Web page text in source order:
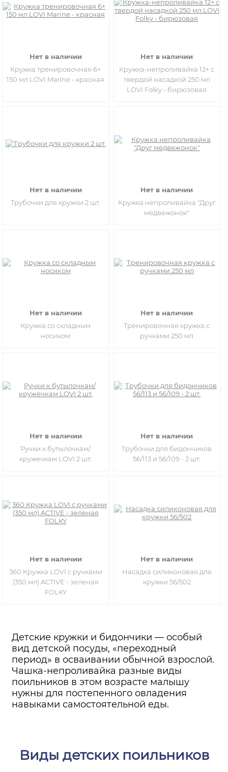
Нет в наличии
Кружка тренировочная 6+
150 мл LOVI Marine - красная
Нет в наличии
Кружка-непроливайка 12+ с
твердой насадкой 250 мл
LOVI Folky - бирюзовая
Нет в наличии
Трубочки для кружки 2 шт.
Нет в наличии
Кружка непроливайка "Друг
медвежонок"
Нет в наличии
Кружка со складным
носиком
Нет в наличии
Тренировочная кружка с
ручками 250 мл
Нет в наличии
Ручки к бутылочкам/
кружечкам LOVI 2 шт.
Нет в наличии
Трубочки для бидончиков
56/113 и 56/109 - 2 шт.
Нет в наличии
360 Кружка LOVI с ручками
(350 мл) ACTIVE - зеленая
FOLKY
Нет в наличии
Насадка силиконовая для
кружки 56/502
Детские кружки и бидончики — особый
вид детской посуды, «переходный
период» в осваивании обычной взрослой.
Чашка-непроливайка разные виды
поильников в этом возрасте малышу
нужны для постепенного овладения
навыками самостоятельной еды.
Виды детских поильников